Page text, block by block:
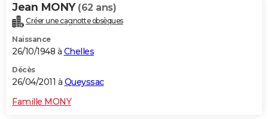
Jean MONY (62 ans)
Créer une cagnotte obsèques
Naissance
26/10/1948 à Chelles
Décès
26/04/2011 à Queyssac
Famille MONY